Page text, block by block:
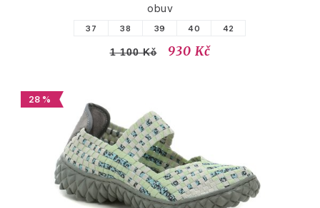
obuv
37 38 39 40 42
1 100 Kč 930 Kč
28 %